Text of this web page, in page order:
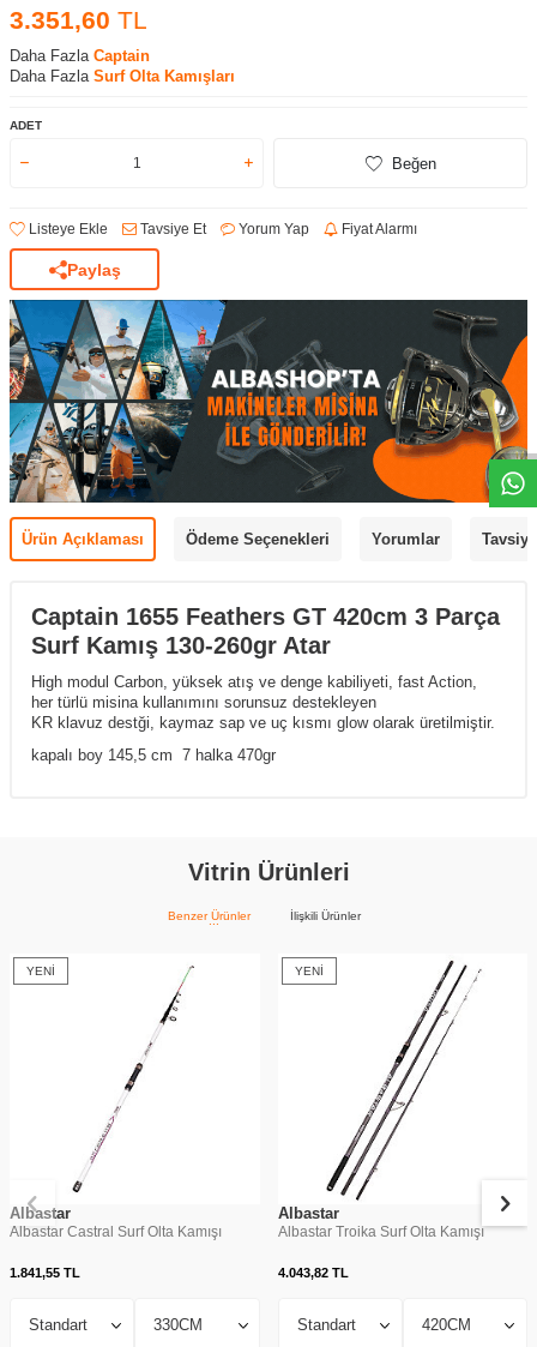
3.351,60 TL
Daha Fazla Captain
Daha Fazla Surf Olta Kamışları
ADET
Beğen
Listeye Ekle Tavsiye Et Yorum Yap Fiyat Alarmı
Paylaş
Ürün Açıklaması Ödeme Seçenekleri Yorumlar
Captain 1655 Feathers GT 420cm 3 Parça
Surf Kamış 130-260gr Atar
High modul Carbon, yüksek atış ve denge kabiliyeti, fast Action,
her türlü misina kullanımını sorunsuz destekleyen
KR klavuz destği, kaymaz sap ve uç kısmı glow olarak üretilmiştir.
kapalı boy 145,5 cm 7 halka 470gr
Vitrin Ürünleri
Benzer Ürünler İlişkili Ürünler
YENI
Albastar
Albastar Castral Surf Olta Kamışı
1.841,55 TL
YENI
Albastar
Albastar Troika Surf Olta Kamışı
4.043,82TL